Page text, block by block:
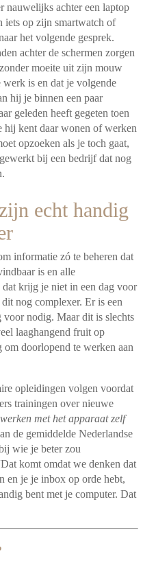
nauwelijks achter een laptop
iets op zijn smartwatch of
het volgende gesprek.
achter de schermen zorgen
moeite uit zijn mouw
is en dat je volgende
hij je binnen een paar
geleden heeft gegeten toen
hij kent daar wonen of werken
opzoeken als je toch gaat,
bij een bedrijf dat nog
echt handig
informatie zó te beheren dat
is en alle
krijg je niet in een dag voor
nog complexer. Er is een
voor nodig. Maar dit is slechts
laaghangend fruit op
doorlopend te werken aan
opleidingen volgen voordat
trainingen over nieuwe
werken met het apparaat zelf
de gemiddelde Nederlandse
wie je beter zou
komt omdat we denken dat
en je je inbox op orde hebt,
bent met je computer. Dat